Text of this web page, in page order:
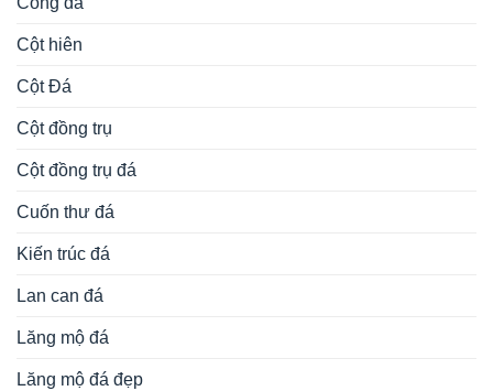
Cột hiên
Cột Đá
Cột đồng trụ
Cột đồng trụ đá
Cuốn thư đá
Kiến trúc đá
Lan can đá
Lăng mộ đá
Lăng mộ đá đẹp